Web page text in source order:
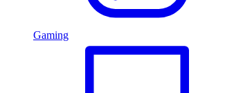
Gaming